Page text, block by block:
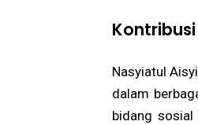
Nasyiatul
dalam
bidang